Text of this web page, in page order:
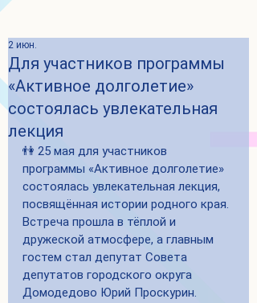
Для участников программы
«Активное долголетие»
состоялась увлекательная
лекция
2 июн.
👫 25 мая для участников
программы «Активное долголетие»
состоялась увлекательная лекция,
посвящённая истории родного края.
Встреча прошла в тёплой и
дружеской атмосфере, а главным
гостем стал депутат Совета
депутатов городского округа
Домодедово Юрий Проскурин.